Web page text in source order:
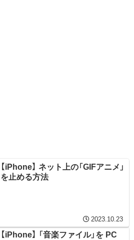
【iPhone】 ネット上の「GIFアニメ」
を止める方法
2023.10.23
【iPhone】 「音楽ファイル」を PC